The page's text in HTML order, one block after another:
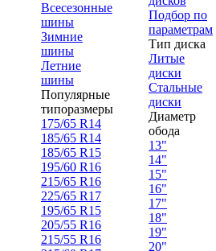
Всесезонные
шины
Зимние
шины
Летние
шины
Популярные
типоразмеры
175/65 R14
185/65 R14
185/65 R15
195/60 R16
215/65 R16
225/65 R17
195/65 R15
205/55 R16
215/55 R16
Подбор по
параметрам
Тип диска
Литые
диски
Стальные
диски
Диаметр
обода
13"
14"
15"
16"
17"
18"
19"
20"